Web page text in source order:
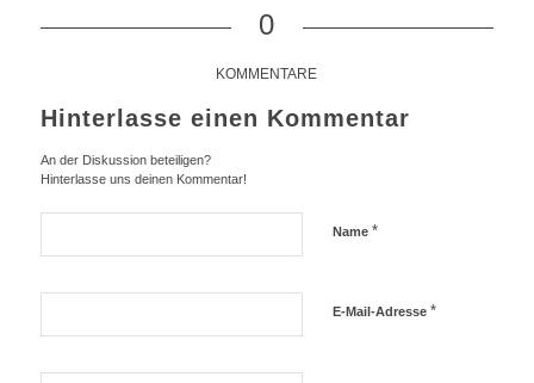
0
KOMMENTARE
Hinterlasse einen Kommentar
An der Diskussion beteiligen?
Hinterlasse uns deinen Kommentar!
Name *
E-Mail-Adresse *